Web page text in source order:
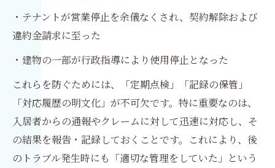
・テナントが営業停止を余儀なくされ、契約解除および
違約金請求に至った
・建物の一部が行政指導により使用停止となった
これらを防ぐためには、「定期点検」「記録の保管」
「対応履歴の明文化」が不可欠です。特に重要なのは、
入居者からの通報やクレームに対して迅速に対応し、そ
の結果を報告・記録しておくことです。これにより、後
のトラブル発生時にも「適切な管理をしていた」という